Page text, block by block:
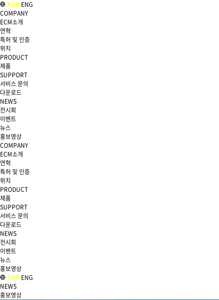
KOR ENG
COMPANY
ECM소개
연혁
특허 및 인증
위치
PRODUCT
제품
SUPPORT
서비스 문의
다운로드
NEWS
전시회
이벤트
뉴스
홍보영상
COMPANY
ECM소개
연혁
특허 및 인증
위치
PRODUCT
제품
SUPPORT
서비스 문의
다운로드
NEWS
전시회
이벤트
뉴스
홍보영상
KOR ENG
NEWS
홍보영상